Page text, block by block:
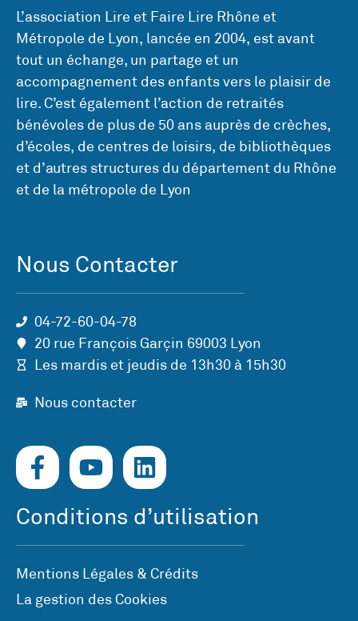
L’association Lire et Faire Lire Rhône et
Métropole de Lyon, lancée en 2004, est avant
tout un échange, un partage et un
accompagnement des enfants vers le plaisir de
lire. C’est également l’action de retraités
bénévoles de plus de 50 ans auprès de crèches,
d’écoles, de centres de loisirs, de bibliothèques
et d’autres structures du département du Rhône
et de la métropole de Lyon
Nous Contacter
04-72-60-04-78
20 rue François Garçin 69003 Lyon
Les mardis et jeudis de 13h30 à 15h30
Nous contacter
Conditions d’utilisation
Mentions Légales & Crédits
La gestion des Cookies